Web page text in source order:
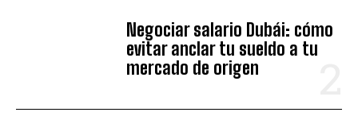
Negociar salario Dubái: cómo
evitar anclar tu sueldo a tu
mercado de origen